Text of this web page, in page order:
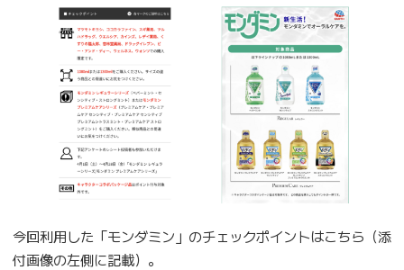
今回利用した「モンダミン」のチェックポイントはこちら（添
付画像の左側に記載）。